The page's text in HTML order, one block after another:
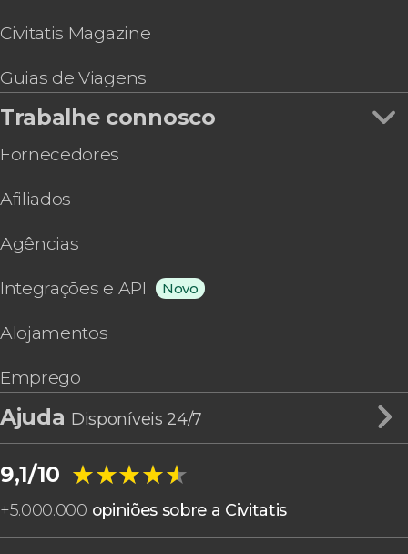
Civitatis Magazine
Guias de Viagens
Trabalhe connosco
Fornecedores
Afiliados
Agências
Integrações e API Novo
Alojamentos
Emprego
Ajuda Disponíveis 24/7
9,1/10 ★★★★★
★★★★★
+5.000.000 opiniões sobre a Civitatis